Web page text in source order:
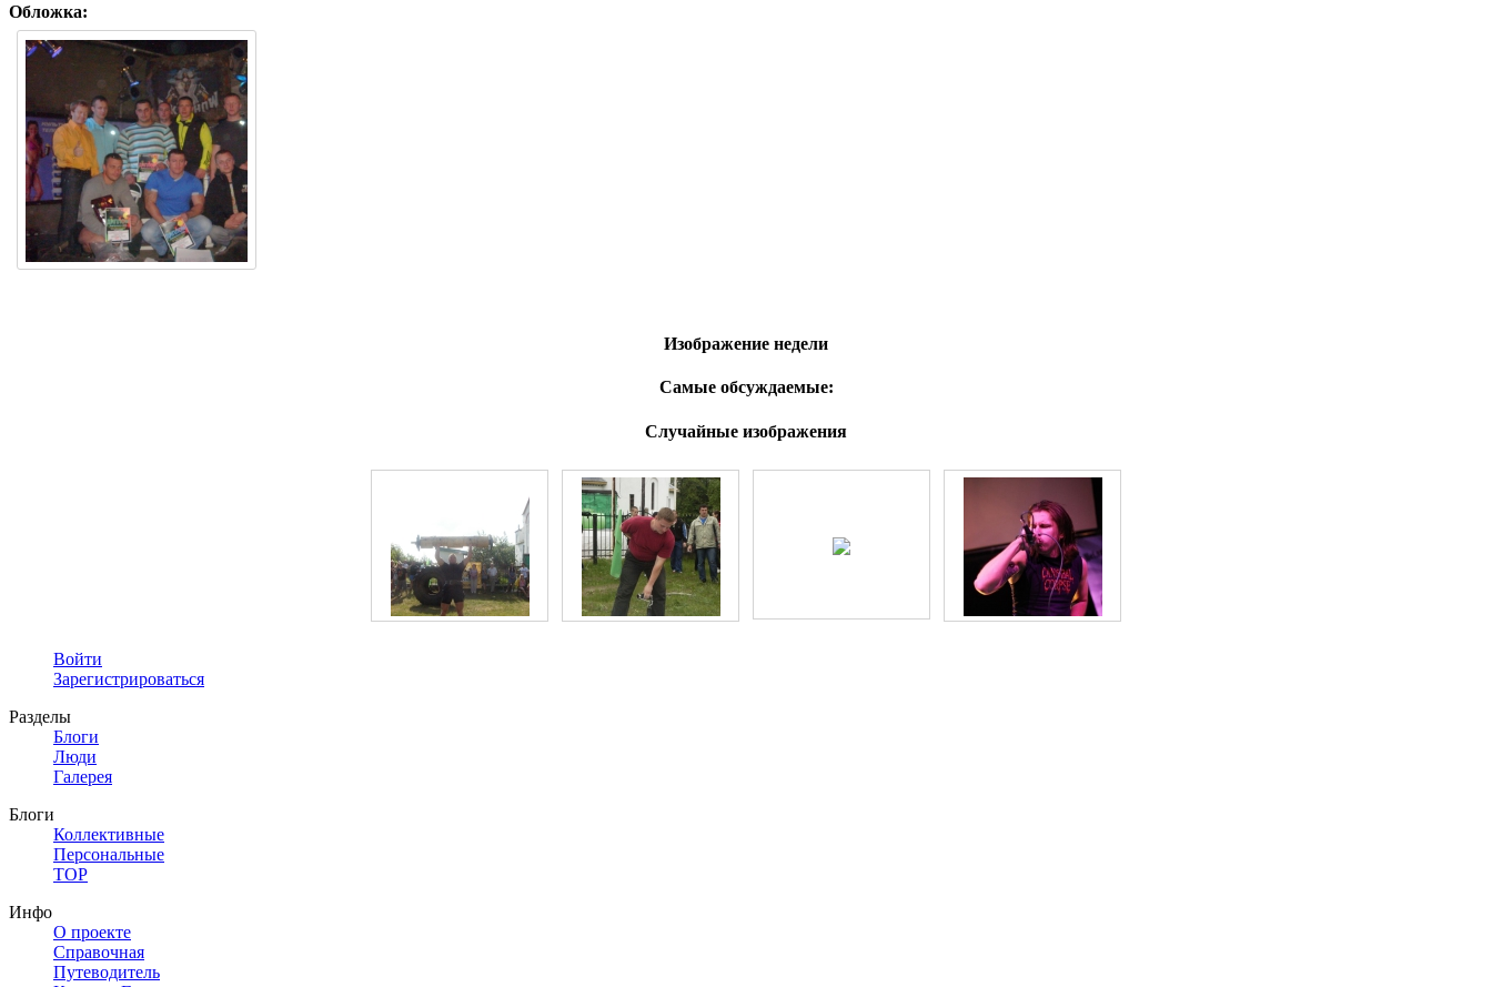
Обложка:
Изображение недели
Самые обсуждаемые:
Случайные изображения
Войти
Зарегистрироваться
Разделы
Блоги
Люди
Галерея
Блоги
Коллективные
Персональные
TOP
Инфо
О проекте
Справочная
Путеводитель